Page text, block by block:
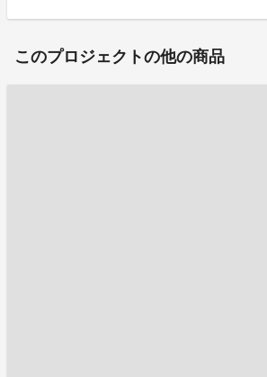
このプロジェクトの他の商品